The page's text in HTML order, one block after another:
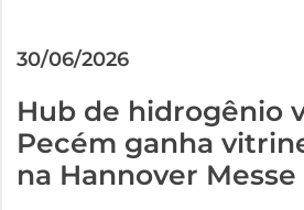
30/06/2026
Hub de hidrogênio
Pecém ganha
na Hannover Messe